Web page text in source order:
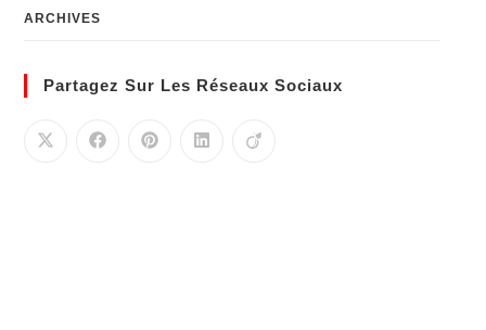
ARCHIVES
Partagez Sur Les Réseaux Sociaux